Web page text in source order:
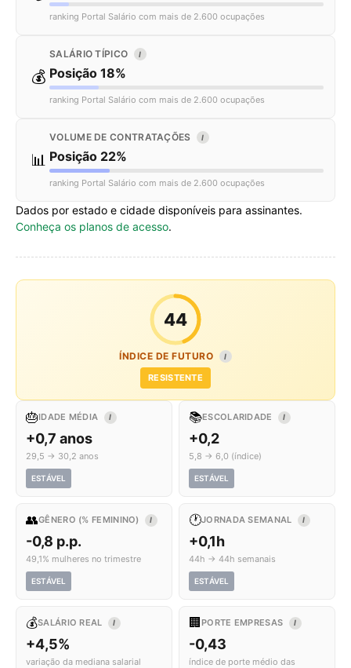
ranking Portal Salário com mais de 2.600 ocupações
💰
SALÁRIO TÍPICO I
Posição 18%
ranking Portal Salário com mais de 2.600 ocupações
📊
VOLUME DE CONTRATAÇÕES I
Posição 22%
ranking Portal Salário com mais de 2.600 ocupações
Dados por estado e cidade disponíveis para assinantes.
Conheça os planos de acesso.
44
ÍNDICE DE FUTURO I
RESISTENTE
🎂IDADE MÉDIA I
+0,7 anos
29,5 → 30,2 anos
ESTÁVEL
📚ESCOLARIDADE I
+0,2
5,8 → 6,0 (índice)
ESTÁVEL
👥GÊNERO (% FEMININO) I
-0,8 p.p.
49,1% mulheres no trimestre
ESTÁVEL
🕐JORNADA SEMANAL I
+0,1h
44h → 44h semanais
ESTÁVEL
💰SALÁRIO REAL I
+4,5%
variação da mediana salarial
🏢 PORTE EMPRESAS I
-0,43
índice de porte médio das